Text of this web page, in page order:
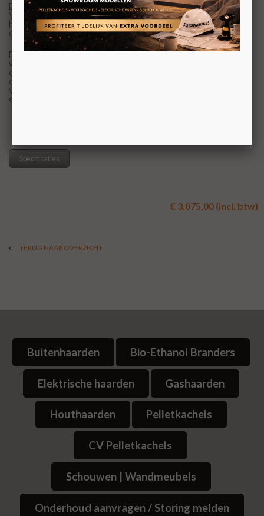
De naam zegt het natuurlijk al. Deze houthaard van
Wanders heeft een betonnen buitenmantel. Deze kleine
houthaard, met zijn bijzondere uiterlijk, heeft het in zich
om een woonbladtopper te worden.
Deze houtkachel combineert met elk meubel en vooral
wat er tegenwoordig in is qua sloophout, steigerhout en
andere washed meubels. Of het nou in de woonkamer is
of in de gezellige keuken. Deze Wanders Oak Concrete ,
verkrijgbaar met vier verschillende poten, voelt zich in
elke ruimte thuis.
Specificaties
€ 3.075,00 (incl. btw)
TERUG NAAR OVERZICHT
Buitenhaarden Bio-Ethanol Branders
Elektrische haarden Gashaarden
Houthaarden Pelletkachels
CV Pelletkachels
Schouwen | Wandmeubels
Onderhoud aanvragen / Storing melden